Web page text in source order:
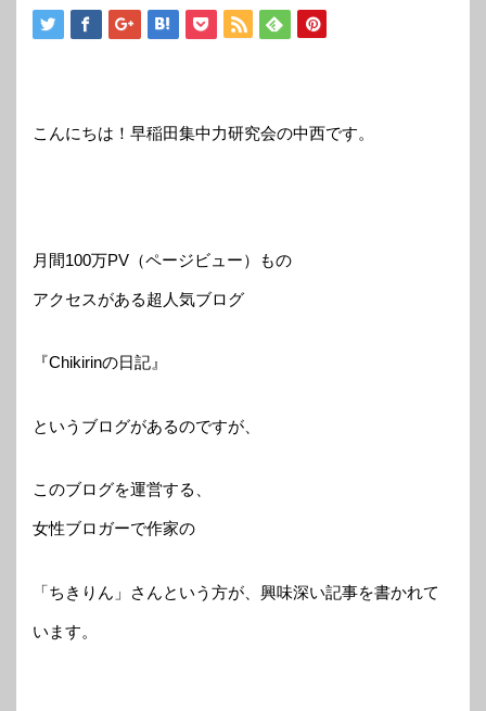
こんにちは！早稲田集中力研究会の中西です。
月間100万PV（ページビュー）もの
アクセスがある超人気ブログ
『Chikirinの日記』
というブログがあるのですが、
このブログを運営する、
女性ブロガーで作家の
「ちきりん」さんという方が、興味深い記事を書かれて
います。